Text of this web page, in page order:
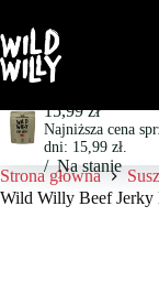
treści
15,99zł
Najniższa cena
dni: 15,99 zł
Na stanie
Strona główna
Wild Willy Beef Jerky